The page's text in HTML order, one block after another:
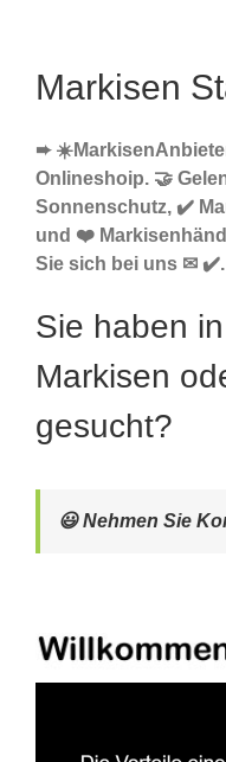
Markisen
➨
Onlineshoip. 🤝
Sonnenschutz, ✔️
und ❤️
Sie sich bei uns ✉ ✔️.
Sie haben
Markisen
gesucht?
😃 Nehmen Sie